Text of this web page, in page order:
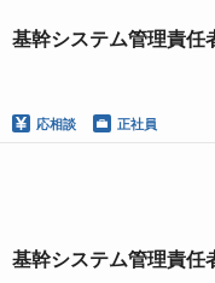
基幹システム管理責任
応相談 正社員
基幹システム管理責任